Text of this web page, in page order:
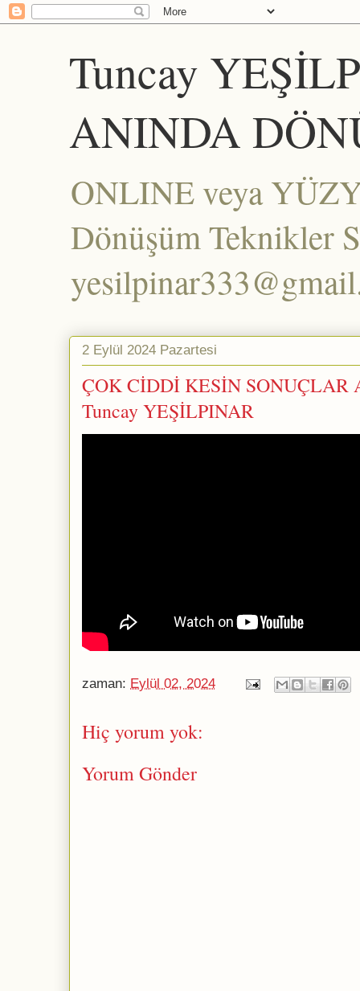
Tuncay
ANINDA
ONLINE veya
Dönüşüm Teknikler
2 Eylül 2024 Pazartesi
ÇOK CİDDİ KESİN
Tuncay YEŞİLPINAR
zaman: Eylül 02, 2024
Hiç yorum yok:
Yorum Gönder